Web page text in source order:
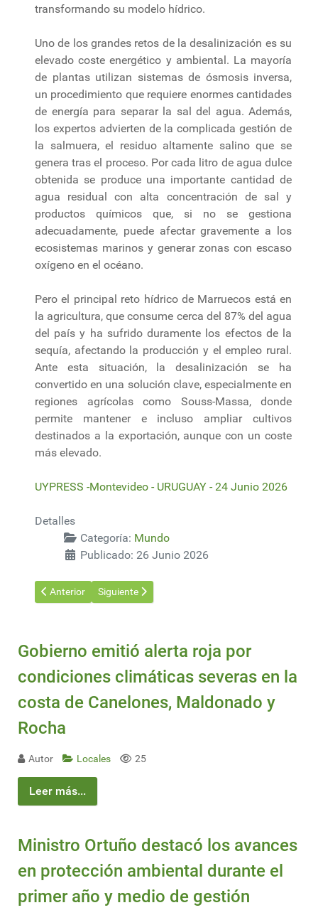
transformando su modelo hídrico.
Uno de los grandes retos de la desalinización es su
elevado coste energético y ambiental. La mayoría
de plantas utilizan sistemas de ósmosis inversa,
un procedimiento que requiere enormes cantidades
de energía para separar la sal del agua. Además,
los expertos advierten de la complicada gestión de
la salmuera, el residuo altamente salino que se
genera tras el proceso. Por cada litro de agua dulce
obtenida se produce una importante cantidad de
agua residual con alta concentración de sal y
productos químicos que, si no se gestiona
adecuadamente, puede afectar gravemente a los
ecosistemas marinos y generar zonas con escaso
oxígeno en el océano.
Pero el principal reto hídrico de Marruecos está en
la agricultura, que consume cerca del 87% del agua
del país y ha sufrido duramente los efectos de la
sequía, afectando la producción y el empleo rural.
Ante esta situación, la desalinización se ha
convertido en una solución clave, especialmente en
regiones agrícolas como Souss-Massa, donde
permite mantener e incluso ampliar cultivos
destinados a la exportación, aunque con un coste
más elevado.
UYPRESS -Montevideo - URUGUAY - 24 Junio 2026
Detalles
Categoría: Mundo
Publicado: 26 Junio 2026
Artículo anterior: Parque Nacional de Humedales del Lago
Anterior Artículo siguiente: Panamá y China chocan en la
Siguiente
Gobierno emitió alerta roja por
condiciones climáticas severas en la
costa de Canelones, Maldonado y
Rocha
Autor Locales 25
Leer más...
Ministro Ortuño destacó los avances
en protección ambiental durante el
primer año y medio de gestión